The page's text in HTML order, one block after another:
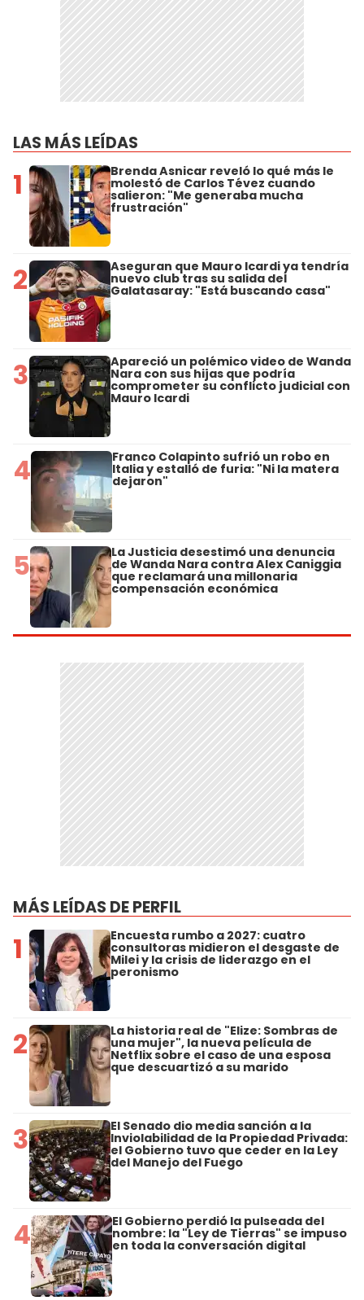
LAS MÁS LEÍDAS
1 Brenda Asnicar reveló lo qué más le
molestó de Carlos Tévez cuando
salieron: "Me generaba mucha
frustración"
2 Aseguran que Mauro Icardi ya tendría
nuevo club tras su salida del
Galatasaray: "Está buscando casa"
3 Apareció un polémico video de Wanda
Nara con sus hijas que podría
comprometer su conflicto judicial con
Mauro Icardi
4 Franco Colapinto sufrió un robo en
Italia y estalló de furia: "Ni la matera
dejaron"
5 La Justicia desestimó una denuncia
de Wanda Nara contra Alex Caniggia
que reclamará una millonaria
compensación económica
MÁS LEÍDAS DE PERFIL
1 Encuesta rumbo a 2027: cuatro
consultoras midieron el desgaste de
Milei y la crisis de liderazgo en el
peronismo
2 La historia real de "Elize: Sombras de
una mujer", la nueva película de
Netflix sobre el caso de una esposa
que descuartizó a su marido
3 El Senado dio media sanción a la
Inviolabilidad de la Propiedad Privada:
el Gobierno tuvo que ceder en la Ley
del Manejo del Fuego
4 El Gobierno perdió la pulseada del
nombre: la "Ley de Tierras" se impuso
en toda la conversación digital